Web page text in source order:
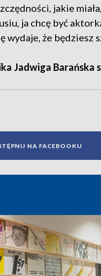
jakie
ja chcę być
wydaje, że będziesz
Jadwiga Barańska
NA FACEBOOKU